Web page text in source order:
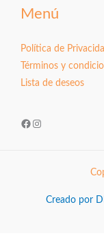
Menú
Política de
Términos y
Lista de deseos
Facebook
Instagram
Creado por